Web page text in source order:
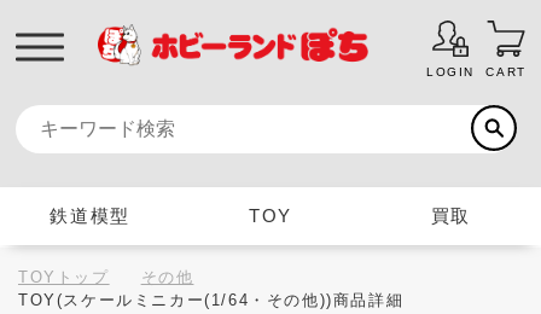
LOGIN CART
鉄道模型 TOY 買取
TOYトップ
その他
TOY(スケールミニカー(1/64・その他))商品詳細